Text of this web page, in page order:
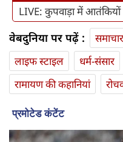
LIVE: कुपवाड़ा में आतंकियों
वेबदुनिया पर पढ़ें : समाचार
लाइफ स्‍टाइल
धर्म-संसार
रामायण की कहानियां